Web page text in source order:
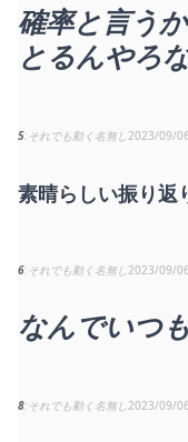
確率と言う
とるんやろ
5 それでも動く名無し 2023/09/
素晴らしい振り返
6 それでも動く名無し 2023/09/
なんでいつ
8 それでも動く名無し 2023/09/